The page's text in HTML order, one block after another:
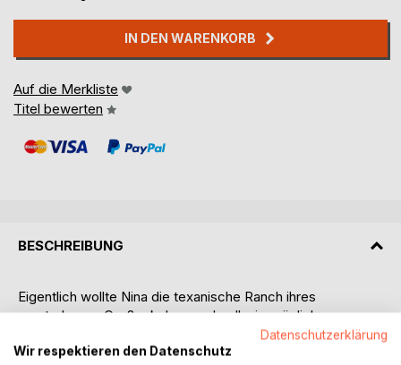
IN DEN WARENKORB
Auf die Merkliste
Titel bewerten
BESCHREIBUNG
Eigentlich wollte Nina die texanische Ranch ihres
verstorbenen Großonkels so schnell wie möglich
verkaufen, um spätestens in sechs Wochen mit der Kohle
zurück nach Berlin zu fliegen.
Datenschutzerklärung
Wir respektieren den Datenschutz